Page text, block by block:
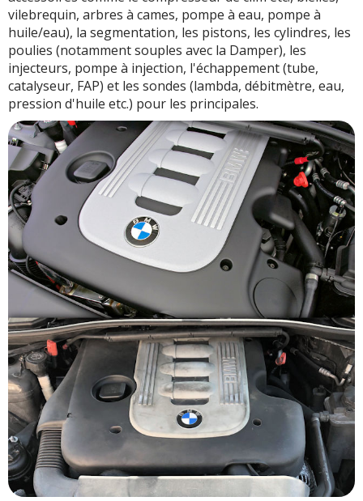
vilebrequin, arbres à cames, pompe à eau, pompe à
huile/eau), la segmentation, les pistons, les cylindres, les
poulies (notamment souples avec la Damper), les
injecteurs, pompe à injection, l'échappement (tube,
catalyseur, FAP) et les sondes (lambda, débitmètre, eau,
pression d'huile etc.) pour les principales.